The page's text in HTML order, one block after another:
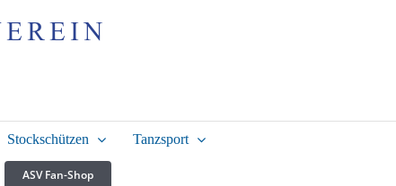
Stockschützen Tanzsport
ASV Fan-Shop